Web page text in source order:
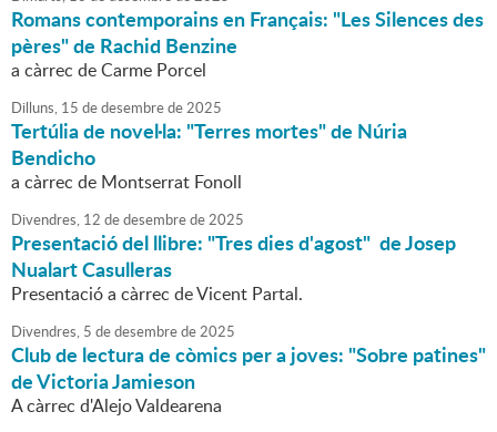
Romans contemporains en Français: "Les Silences des
pères" de Rachid Benzine
a càrrec de Carme Porcel
Dilluns, 15 dedesembrede2025
Tertúlia de novel·la: "Terres mortes" de Núria
Bendicho
a càrrec de Montserrat Fonoll
Divendres, 12 dedesembrede2025
Presentació del llibre: "Tres dies d'agost" de Josep
Nualart Casulleras
Presentació a càrrec de Vicent Partal.
Divendres, 5 dedesembrede2025
Club de lectura de còmics per a joves: "Sobre patines"
de Victoria Jamieson
A càrrec d'Alejo Valdearena